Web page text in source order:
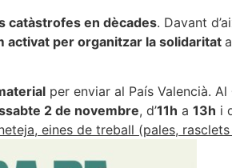
catàstrofes en dècades. Davant
activat per organitzar la solidaritat
per enviar al País Valencià. Al
2 de novembre, d’11h a 13h i
eines de treball (pales,